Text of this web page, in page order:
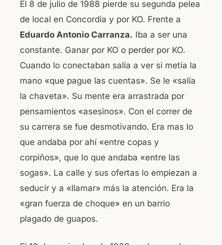
El 8 de julio de 1988 pierde su segunda pelea
de local en Concordia y por KO. Frente a
Eduardo Antonio Carranza. Iba a ser una
constante. Ganar por KO o perder por KO.
Cuando lo conectaban salía a ver si metía la
mano «que pague las cuentas». Se le «salía
la chaveta». Su mente era arrastrada por
pensamientos «asesinos». Con el correr de
su carrera se fue desmotivando. Era mas lo
que andaba por ahí «entre copas y
corpiños», que lo que andaba «entre las
sogas». La calle y sus ofertas lo empiezan a
seducir y a «llamar» más la atención. Era la
«gran fuerza de choque» en un barrio
plagado de guapos.